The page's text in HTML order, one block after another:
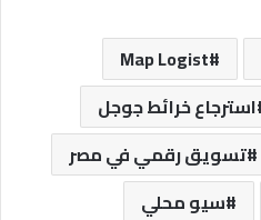
Map Logist
استرجاع خرائط جوجل
تسويق رقمي في مصر
سيو محلي